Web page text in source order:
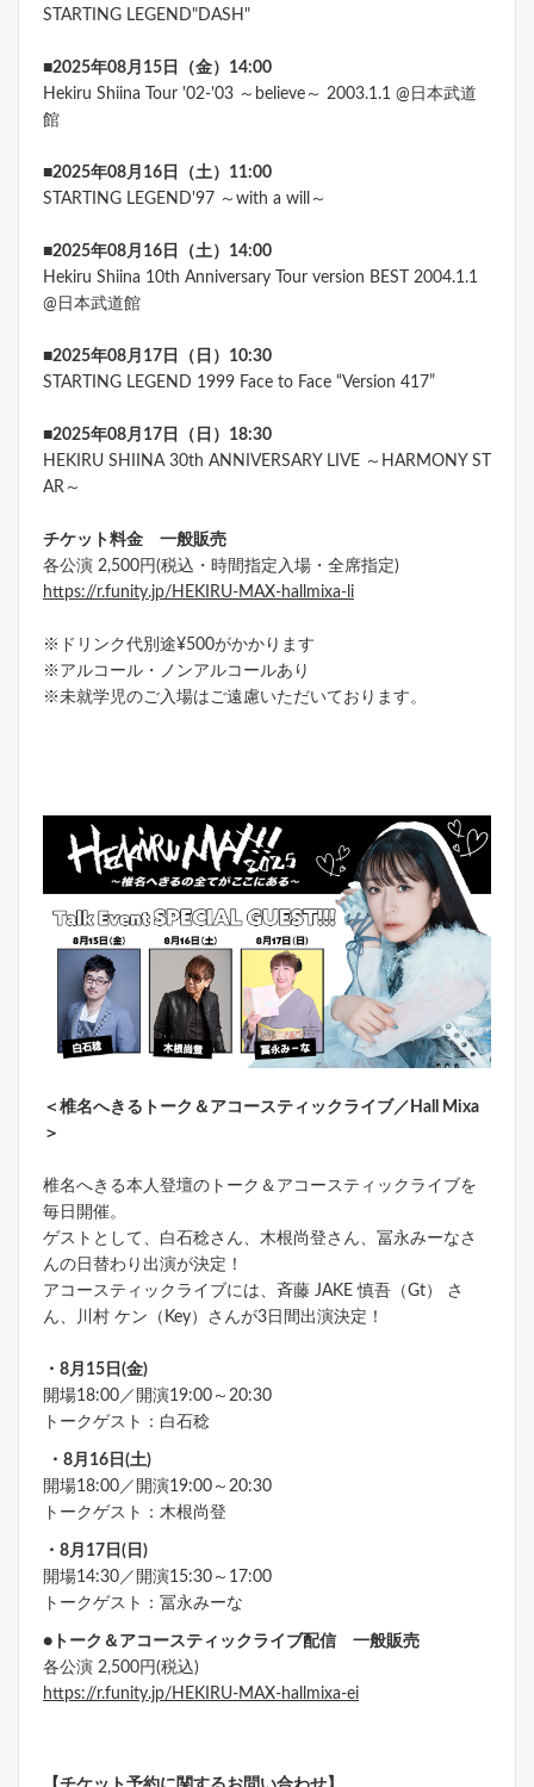
STARTING LEGEND"DASH"
■2025年08月15日（金）14:00
Hekiru Shiina Tour '02-'03 ～believe～ 2003.1.1 @日本武道
館
■2025年08月16日（土）11:00
STARTING LEGEND'97 ～with a will～
■2025年08月16日（土）14:00
Hekiru Shiina 10th Anniversary Tour version BEST 2004.1.1
@日本武道館
■2025年08月17日（日）10:30
STARTING LEGEND 1999 Face to Face “Version 417”
■2025年08月17日（日）18:30
HEKIRU SHIINA 30th ANNIVERSARY LIVE ～HARMONY ST
AR～
チケット料金 一般販売
各公演 2,500円(税込・時間指定入場・全席指定)
https://r.funity.jp/HEKIRU-MAX-hallmixa-li
※ドリンク代別途¥500がかかります
※アルコール・ノンアルコールあり
※未就学児のご入場はご遠慮いただいております。
＜椎名へきるトーク＆アコースティックライブ／Hall Mixa
＞
椎名へきる本人登壇のトーク＆アコースティックライブを
毎日開催。
ゲストとして、白石稔さん、木根尚登さん、冨永みーなさ
んの日替わり出演が決定！
アコースティックライブには、斉藤 JAKE 慎吾（Gt） さ
ん、川村 ケン（Key）さんが3日間出演決定！
・8月15日(金)
開場18:00／開演19:00～20:30
トークゲスト：白石稔
・8月16日(土)
開場18:00／開演19:00～20:30
トークゲスト：木根尚登
・8月17日(日)
開場14:30／開演15:30～17:00
トークゲスト：冨永みーな
●トーク＆アコースティックライブ配信 一般販売
各公演 2,500円(税込)
https://r.funity.jp/HEKIRU-MAX-hallmixa-ei